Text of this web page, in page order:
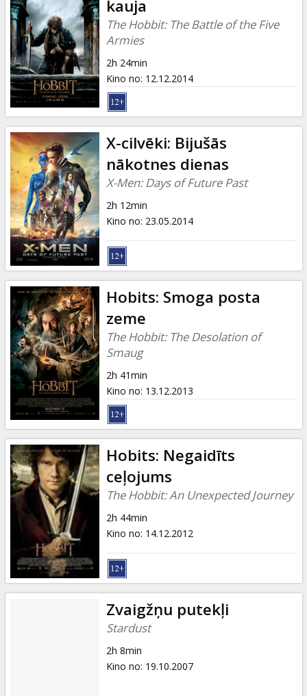
kauja
The Hobbit: The Battle of the Five
Armies
2h 24min
Kino no: 12.12.2014
X-cilvēki: Bijušās
nākotnes dienas
X-Men: Days of Future Past
2h 12min
Kino no: 23.05.2014
Hobits: Smoga posta
zeme
The Hobbit: The Desolation of
Smaug
2h 41min
Kino no: 13.12.2013
Hobits: Negaidīts
ceļojums
The Hobbit: An Unexpected Journey
2h 44min
Kino no: 14.12.2012
Zvaigžņu putekļi
Stardust
2h 8min
Kino no: 19.10.2007